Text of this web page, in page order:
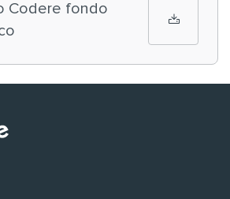
Codere fondo